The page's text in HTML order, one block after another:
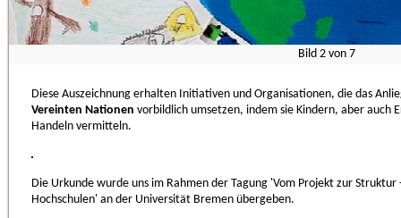
Bild 2 von 7
Diese Auszeichnung erhalten Initiativen und Organisationen, die das
Vereinten Nationen vorbildlich umsetzen, indem sie Kindern, aber auch
Handeln vermitteln.
Die Urkunde wurde uns im Rahmen der Tagung 'Vom Projekt zur
Hochschulen' an der Universität Bremen übergeben.